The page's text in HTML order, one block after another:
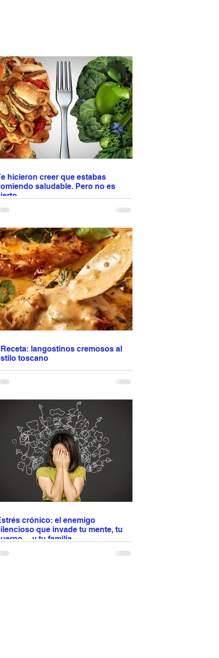
hicieron creer que estabas
saludable. Pero no es
Nos enseñaron a confiar en etiquetas como
al marketing. Responde a lo que
cada día. Puedes estar delgado,
ejercicio y aun así no estar sano. La
no se construye con soluciones rápidas,
con hábitos consistentes. Comida real.
ultraprocesados. Más conciencia. La
es: ¿estás alimentando tu salud… o el
Programación de citas: escribir o
al 944 612 501
langostinos cremosos al
toscano
cremosos al estilo toscano 🦐🤍
jugosos, dorados en una mezcla de aceite de
de crema, ajo, tomates deshidratados,
parmesano y hierbas italianas. La espinaca
aporta frescura y el vino blanco realza todos los
sabores. Una receta fácil pero elegante,
perfecta para lucirte sin complicarte, ideal para
acompañar con pasta, arroz o vegetales y
disfrutar en cualquier ocasión especial 🍽️✨
crónico: el enemigo
que invade tu mente, tu
y tu familia
El estrés no se queda en tu cabeza: afecta tu